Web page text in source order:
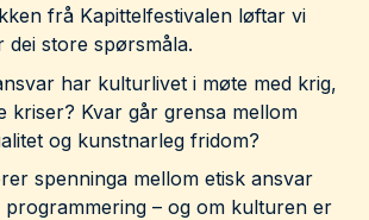
frå Kapittelfestivalen løftar vi
dei store spørsmåla.
har kulturlivet i møte med krig,
kriser? Kvar går grensa mellom
og kunstnarleg fridom?
spenninga mellom etisk ansvar
– og om kulturen er